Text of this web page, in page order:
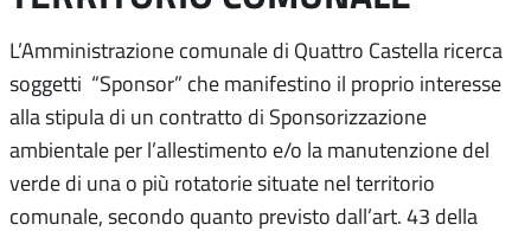
L’Amministrazione comunale di Quattro Castella ricerca
soggetti “Sponsor” che manifestino il proprio interesse
alla stipula di un contratto di Sponsorizzazione
ambientale per l’allestimento e/o la manutenzione del
verde di una o più rotatorie situate nel territorio
comunale, secondo quanto previsto dall’art. 43 della